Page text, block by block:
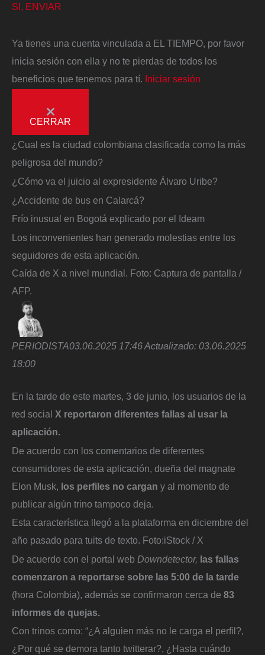
SI, ENVIAR
Ya tienes una cuenta vinculada a EL TIEMPO, por favor
inicia sesión con ella y no te pierdas de todos los
beneficios que tenemos para tí. Iniciar sesión
CERRAR
¿Cual es la ciudad colombiana clasificada como la más
peligrosa del mundo?
¿Cómo va el juicio al expresidente Álvaro Uribe?
¿Accidente de bus en Calarcá?
Frío inusual en Bogotá explicado por el Ideam
Los inconvenientes han generado molestias entre los
seguidores de esta aplicación.
Caída de X a nivel mundial. Foto: Captura de pantalla /
AFP.
PERIODISTA03.06.2025 17:46Actualizado: 03.06.2025
18:00
En la tarde de este martes, 3 de junio, los usuarios de la
red social X reportaron diferentes fallas al usar la
aplicación.
De acuerdo con los comentarios de diferentes
consumidores de esta aplicación, dueña del magnate
Elon Musk, los perfiles no cargan y al momento de
publicar algún trino tampoco deja.
Esta característica llegó a la plataforma en diciembre del
año pasado para tuits de texto. Foto:iStock / X
De acuerdo con el portal web Downdetector, las fallas
comenzaron a reportarse sobre las 5:00 de la tarde
(hora Colombia), además se confirmaron cerca de 83
informes de quejas.
Con trinos como: “¿A alguien más no le carga el perfil?,
¿Por qué se demora tanto twitterar?, ¿Hasta cuándo